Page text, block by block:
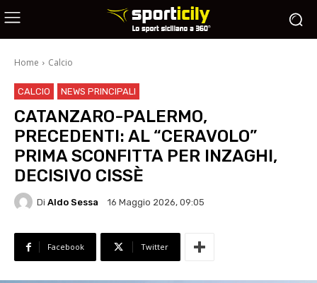
Home Calcio
CALCIO NEWS PRINCIPALI
CATANZARO-PALERMO,
PRECEDENTI: AL “CERAVOLO”
PRIMA SCONFITTA PER INZAGHI,
DECISIVO CISSÈ
Di Aldo Sessa 16 Maggio 2026, 09:05
Facebook Twitter